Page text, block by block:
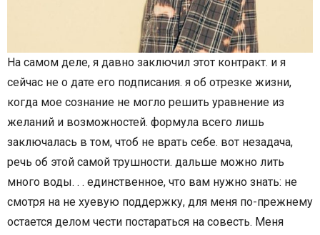
На самом деле, я давно заключил этот контракт. и я
сейчас не о дате его подписания. я об отрезке жизни,
когда мое сознание не могло решить уравнение из
желаний и возможностей. формула всего лишь
заключалась в том, чтоб не врать себе. вот незадача,
речь об этой самой трушности. дальше можно лить
много воды. . . единственное, что вам нужно знать: не
смотря на не хуевую поддержку, для меня по-прежнему
остается делом чести постараться на совесть. Меня